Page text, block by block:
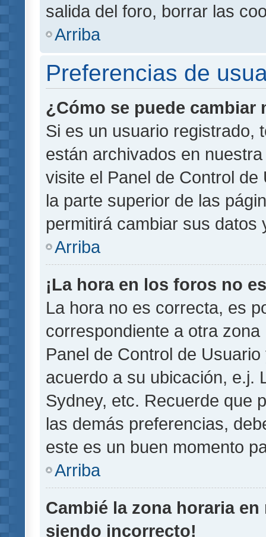
salida del foro, borrar las
Arriba
Preferencias de
¿Cómo se puede
Si es un usuario registrado,
están archivados en
visite el Panel de Control
la parte superior de las
permitirá cambiar sus datos
Arriba
¡La hora en los foros no
La hora no es correcta, es
correspondiente a otra
Panel de Control de
acuerdo a su ubicación, e.j.
Sydney, etc. Recuerde que
las demás preferencias,
este es un buen momento
Arriba
Cambié la zona horaria
siendo incorrecto!